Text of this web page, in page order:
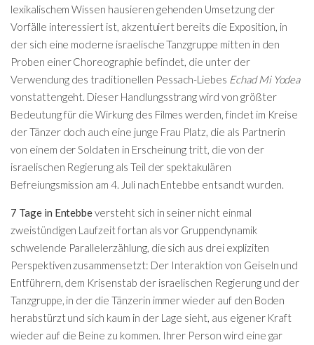
lexikalischem Wissen hausieren gehenden Umsetzung der
Vorfälle interessiert ist, akzentuiert bereits die Exposition, in
der sich eine moderne israelische Tanzgruppe mitten in den
Proben einer Choreographie befindet, die unter der
Verwendung des traditionellen Pessach-Liebes Echad Mi Yodea
vonstattengeht. Dieser Handlungsstrang wird von größter
Bedeutung für die Wirkung des Filmes werden, findet im Kreise
der Tänzer doch auch eine junge Frau Platz, die als Partnerin
von einem der Soldaten in Erscheinung tritt, die von der
israelischen Regierung als Teil der spektakulären
Befreiungsmission am 4. Juli nach Entebbe entsandt wurden.
7 Tage in Entebbeversteht sich in seiner nicht einmal
zweistündigen Laufzeit fortan als vor Gruppendynamik
schwelende Parallelerzählung, die sich aus drei expliziten
Perspektiven zusammensetzt: Der Interaktion von Geiseln und
Entführern, dem Krisenstab der israelischen Regierung und der
Tanzgruppe, in der die Tänzerin immer wieder auf den Boden
herabstürzt und sich kaum in der Lage sieht, aus eigener Kraft
wieder auf die Beine zu kommen. Ihrer Person wird eine gar